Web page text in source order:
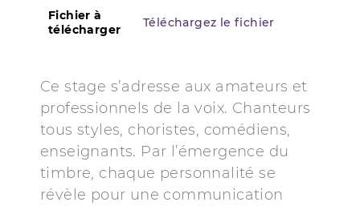
Fichier à
télécharger
Téléchargez le fichier
Ce stage s’adresse aux amateurs et
professionnels de la voix. Chanteurs
tous styles, choristes, comédiens,
enseignants. Par l’émergence du
timbre, chaque personnalité se
révèle pour une communication